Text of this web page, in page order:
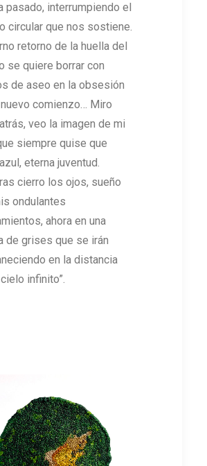
pasado, interrumpiendo el
circular que nos sostiene.
retorno de la huella del
se quiere borrar con
de aseo en la obsesión
comienzo… Miro
veo la imagen de mi
siempre quise que
eterna juventud.
cierro los ojos, sueño
ondulantes
ahora en una
de grises que se irán
en la distancia
infinito”.